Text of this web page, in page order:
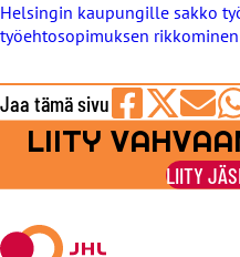
Helsingin kaupungille sakko
työehtosopimuksen rikkominen
Jaa tämä sivu
Jaa
Facebookissa
Jaa
viestipalvelu
X:ssä
Jaa Jaa
LIITY
LIITY